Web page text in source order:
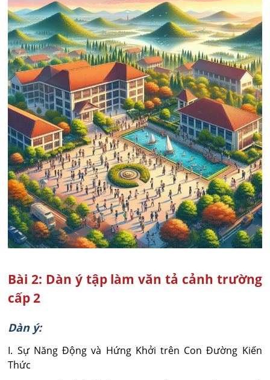
Bài 2: Dàn ý tập làm văn tả cảnh trường
cấp 2
Dàn ý:
I. Sự Năng Động và Hứng Khởi trên Con Đường Kiến
Thức